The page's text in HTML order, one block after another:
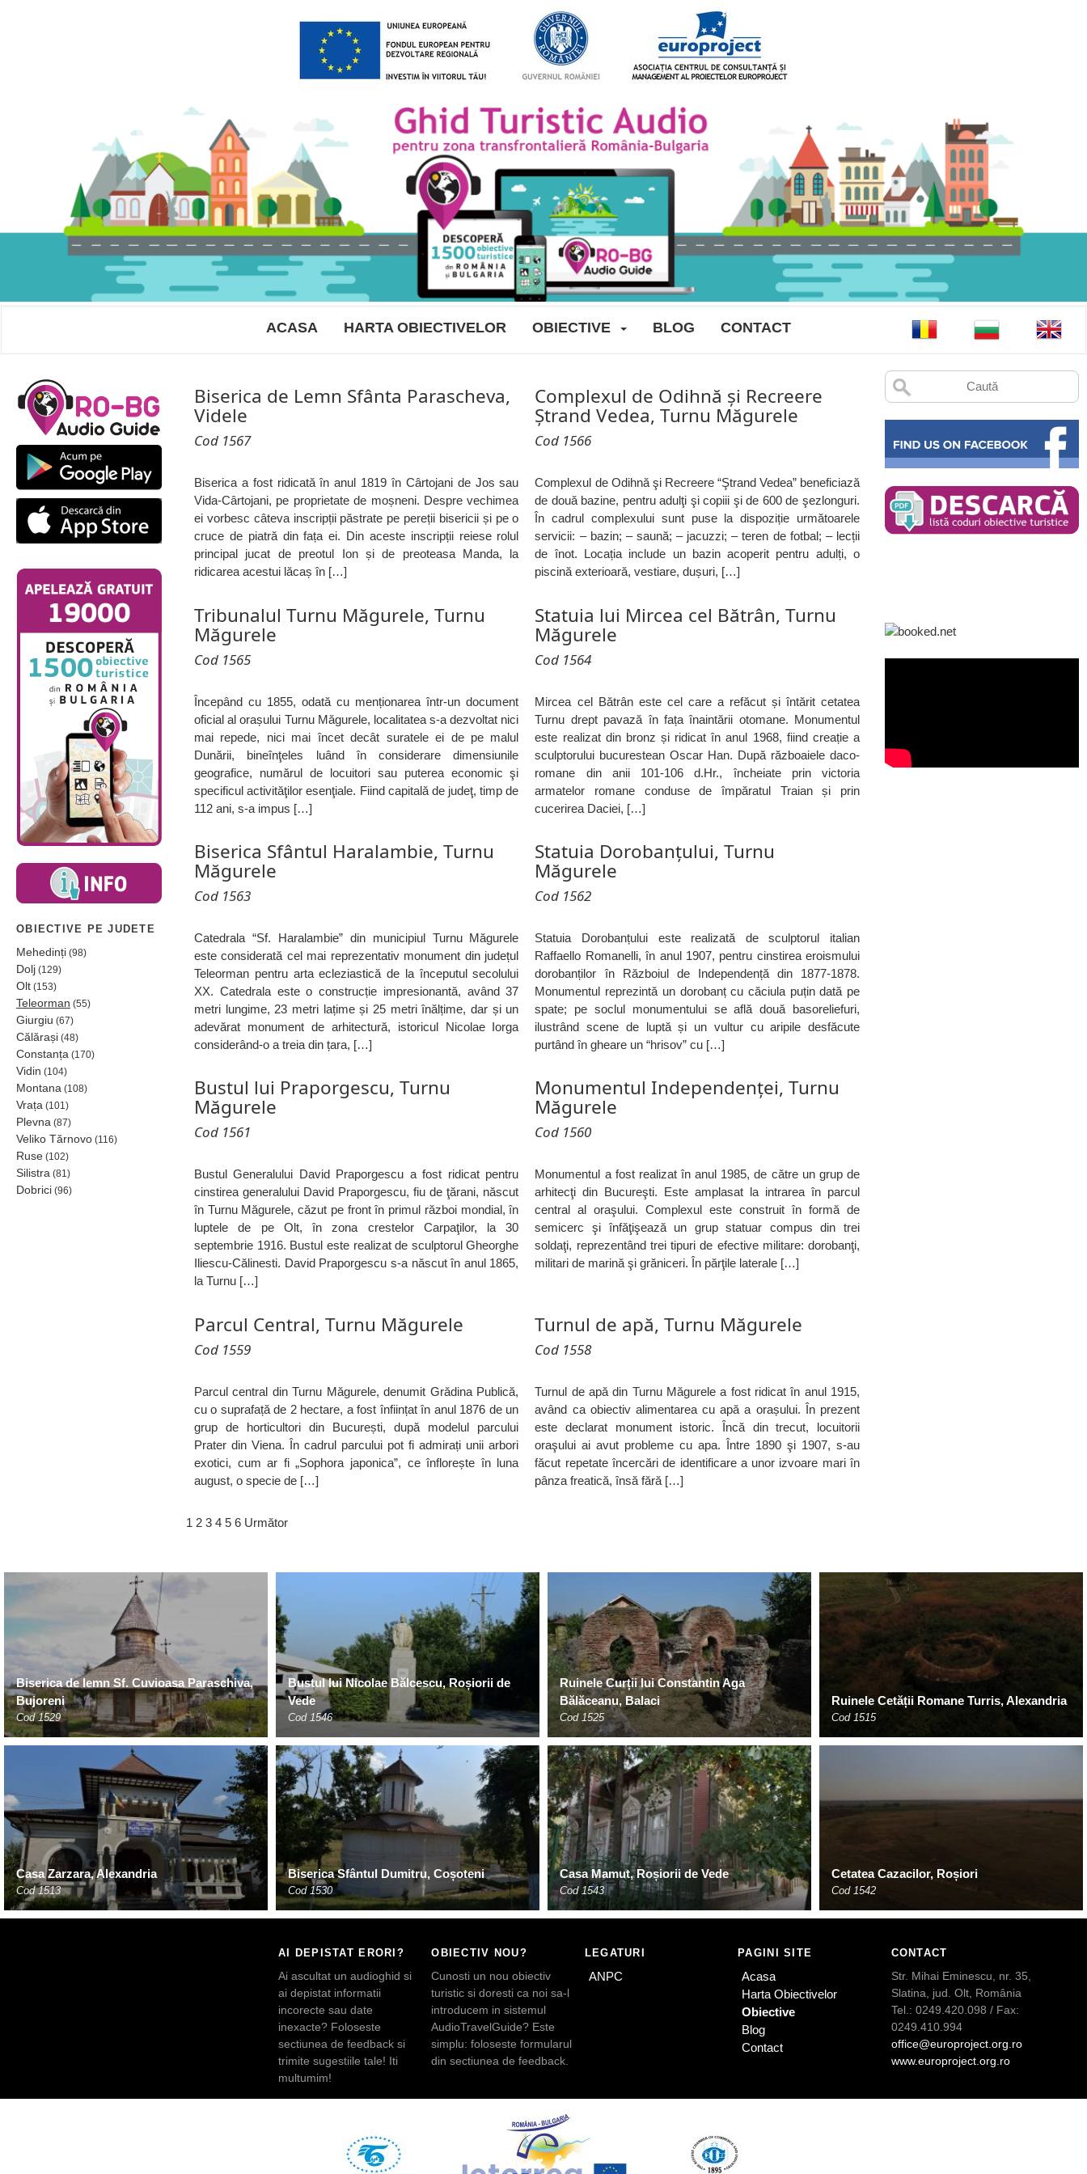
ACASA HARTA OBIECTIVELOR OBIECTIVE BLOG CONTACT
OBIECTIVE PE JUDETE
Mehedinți (98)
Dolj (129)
Olt (153)
Teleorman (55)
Giurgiu (67)
Călărași (48)
Constanța (170)
Vidin (104)
Montana (108)
Vrața (101)
Plevna (87)
Veliko Tărnovo (116)
Ruse (102)
Silistra (81)
Dobrici (96)
Biserica de Lemn Sfânta Parascheva,
Videle
Cod 1567
Biserica a fost ridicată în anul 1819 în Cârtojani de Jos sau
Vida-Cârtojani, pe proprietate de moșneni. Despre vechimea
ei vorbesc câteva inscripții păstrate pe pereții bisericii și pe o
cruce de piatră din fața ei. Din aceste inscripții reiese rolul
principal jucat de preotul Ion și de preoteasa Manda, la
ridicarea acestui lăcaș în […]
Complexul de Odihnă şi Recreere
Ştrand Vedea, Turnu Măgurele
Cod 1566
Complexul de Odihnă şi Recreere “Ştrand Vedea” beneficiază
de două bazine, pentru adulţi şi copiii şi de 600 de şezlonguri.
În cadrul complexului sunt puse la dispoziție următoarele
servicii: – bazin; – saună; – jacuzzi; – teren de fotbal; – lecții
de înot. Locația include un bazin acoperit pentru adulți, o
piscină exterioară, vestiare, dușuri, […]
Tribunalul Turnu Măgurele, Turnu
Măgurele
Cod 1565
Începând cu 1855, odată cu menționarea într-un document
oficial al orașului Turnu Măgurele, localitatea s-a dezvoltat nici
mai repede, nici mai încet decât suratele ei de pe malul
Dunării, bineînţeles luând în considerare dimensiunile
geografice, numărul de locuitori sau puterea economic şi
specificul activităţilor esenţiale. Fiind capitală de judeţ, timp de
112 ani, s-a impus […]
Statuia lui Mircea cel Bătrân, Turnu
Măgurele
Cod 1564
Mircea cel Bătrân este cel care a refăcut și întărit cetatea
Turnu drept pavază în fața înaintării otomane. Monumentul
este realizat din bronz și ridicat în anul 1968, fiind creație a
sculptorului bucurestean Oscar Han. După războaiele daco-
romane din anii 101-106 d.Hr., încheiate prin victoria
armatelor romane conduse de împăratul Traian și prin
cucerirea Daciei, […]
Biserica Sfântul Haralambie, Turnu
Măgurele
Cod 1563
Catedrala “Sf. Haralambie” din municipiul Turnu Măgurele
este considerată cel mai reprezentativ monument din județul
Teleorman pentru arta ecleziastică de la începutul secolului
XX. Catedrala este o construcție impresionantă, având 37
metri lungime, 23 metri lațime și 25 metri înălțime, dar și un
adevărat monument de arhitectură, istoricul Nicolae Iorga
considerând-o a treia din țara, […]
Statuia Dorobanțului, Turnu
Măgurele
Cod 1562
Statuia Dorobanțului este realizată de sculptorul italian
Raffaello Romanelli, în anul 1907, pentru cinstirea eroismului
dorobanților în Războiul de Independență din 1877-1878.
Monumentul reprezintă un dorobanț cu căciula puțin dată pe
spate; pe soclul monumentului se află două basoreliefuri,
ilustrând scene de luptă și un vultur cu aripile desfăcute
purtând în gheare un “hrisov” cu […]
Bustul lui Praporgescu, Turnu
Măgurele
Cod 1561
Bustul Generalului David Praporgescu a fost ridicat pentru
cinstirea generalului David Praporgescu, fiu de ţărani, născut
în Turnu Măgurele, căzut pe front în primul război mondial, în
luptele de pe Olt, în zona crestelor Carpaţilor, la 30
septembrie 1916. Bustul este realizat de sculptorul Gheorghe
Iliescu-Călinesti. David Praporgescu s-a născut în anul 1865,
la Turnu […]
Monumentul Independenței, Turnu
Măgurele
Cod 1560
Monumentul a fost realizat în anul 1985, de către un grup de
arhitecţi din Bucureşti. Este amplasat la intrarea în parcul
central al oraşului. Complexul este construit în formă de
semicerc şi înfăţişează un grup statuar compus din trei
soldaţi, reprezentând trei tipuri de efective militare: dorobanţi,
militari de marină şi grăniceri. În părţile laterale […]
Parcul Central, Turnu Măgurele
Cod 1559
Parcul central din Turnu Măgurele, denumit Grădina Publică,
cu o suprafață de 2 hectare, a fost înființat în anul 1876 de un
grup de horticultori din București, după modelul parcului
Prater din Viena. În cadrul parcului pot fi admirați unii arbori
exotici, cum ar fi „Sophora japonica”, ce înflorește în luna
august, o specie de […]
Turnul de apă, Turnu Măgurele
Cod 1558
Turnul de apă din Turnu Măgurele a fost ridicat în anul 1915,
având ca obiectiv alimentarea cu apă a orașului. În prezent
este declarat monument istoric. Încă din trecut, locuitorii
oraşului ai avut probleme cu apa. Între 1890 şi 1907, s-au
făcut repetate încercări de identificare a unor izvoare mari în
pânza freatică, însă fără […]
1 2 3 4 5 6 Următor
Biserica de lemn Sf. Cuvioasa Paraschiva,
Bujoreni
Cod 1529
Bustul lui Nicolae Bălcescu, Roșiorii de
Vede
Cod 1546
Ruinele Curții lui Constantin Aga
Bălăceanu, Balaci
Cod 1525
Ruinele Cetății Romane Turris, Alexandria
Cod 1515
Casa Zarzara, Alexandria
Cod 1513
Biserica Sfântul Dumitru, Coșoteni
Cod 1530
Casa Mamut, Roșiorii de Vede
Cod 1543
Cetatea Cazacilor, Roșiori
Cod 1542
AI DEPISTAT ERORI?
Ai ascultat un audioghid si
ai depistat informatii
incorecte sau date
inexacte? Foloseste
sectiunea de feedback si
trimite sugestiile tale! Iti
multumim!
OBIECTIV NOU?
Cunosti un nou obiectiv
turistic si doresti ca noi sa-l
introducem in sistemul
AudioTravelGuide? Este
simplu: foloseste formularul
din sectiunea de feedback.
LEGATURI
ANPC
PAGINI SITE
Acasa
Harta Obiectivelor
Obiective
Blog
Contact
CONTACT
Str. Mihai Eminescu, nr. 35,
Slatina, jud. Olt, România
Tel.: 0249.420.098 / Fax:
0249.410.994
office@europroject.org.ro
www.europroject.org.ro